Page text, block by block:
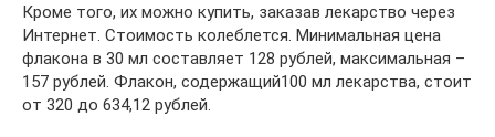
Кроме того, их можно купить, заказав лекарство через
Интернет. Стоимость колеблется. Минимальная цена
флакона в 30 мл составляет 128 рублей, максимальная –
157 рублей. Флакон, содержащий100 мл лекарства, стоит
от 320 до 634,12 рублей.